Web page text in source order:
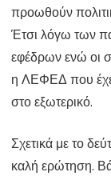
προωθούν
Έτσι λόγω των
εφέδρων ενώ οι
η ΛΕΦΕΔ που
στο εξωτερικό.
Σχετικά με το
καλή ερώτηση.